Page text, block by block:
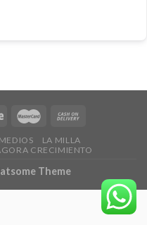
MEDIOS
LA MILLA
CRECIMIENTO
Theme